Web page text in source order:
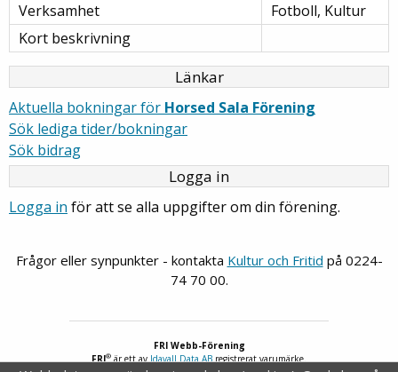
Verksamhet
Fotboll, Kultur
Kort beskrivning
Länkar
Aktuella bokningar för Horsed Sala Förening
Sök lediga tider/bokningar
Sök bidrag
Logga in
Logga in för att se alla uppgifter om din förening.
Frågor eller synpunkter - kontakta Kultur och Fritid på 0224-
74 70 00.
FRI Webb-Förening
FRI®är ett avIdavall Data ABregistrerat varumärke.